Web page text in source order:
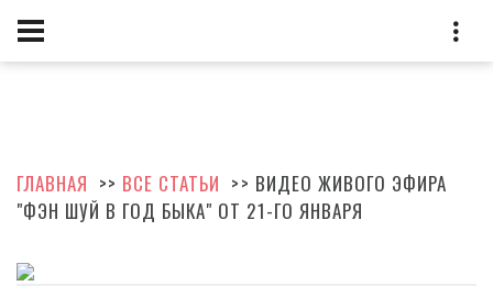
ГЛАВНАЯ >> ВСЕ СТАТЬИ >> ВИДЕО ЖИВОГО ЭФИРА
"ФЭН ШУЙ В ГОД БЫКА" ОТ 21-ГО ЯНВАРЯ